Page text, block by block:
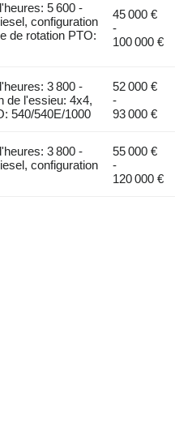
5 600 -
configuration
de rotation PTO:
45 000 €
-
100 000 €
3 800 -
de l'essieu: 4x4,
540/540E/1000
52 000 €
-
93 000 €
3 800 -
configuration
55 000 €
-
120 000 €